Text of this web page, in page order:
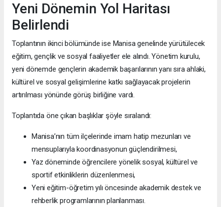
Yeni Dönemin Yol Haritası
Belirlendi
Toplantının ikinci bölümünde ise Manisa genelinde yürütülecek
eğitim, gençlik ve sosyal faaliyetler ele alındı. Yönetim kurulu,
yeni dönemde gençlerin akademik başarılarının yanı sıra ahlaki,
kültürel ve sosyal gelişimlerine katkı sağlayacak projelerin
artırılması yönünde görüş birliğine vardı.
Toplantıda öne çıkan başlıklar şöyle sıralandı:
Manisa’nın tüm ilçelerinde imam hatip mezunları ve
mensuplarıyla koordinasyonun güçlendirilmesi,
Yaz döneminde öğrencilere yönelik sosyal, kültürel ve
sportif etkinliklerin düzenlenmesi,
Yeni eğitim-öğretim yılı öncesinde akademik destek ve
rehberlik programlarının planlanması.